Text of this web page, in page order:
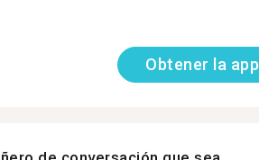
Obtener la app